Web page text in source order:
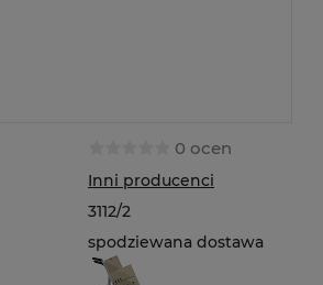
0 ocen
Inni producenci
3112/2
spodziewana dostawa